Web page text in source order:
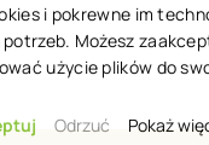
Z O.O.
i pokrewne im
potrzeb. Możesz
użycie plików do
Odrzuć Pokaż